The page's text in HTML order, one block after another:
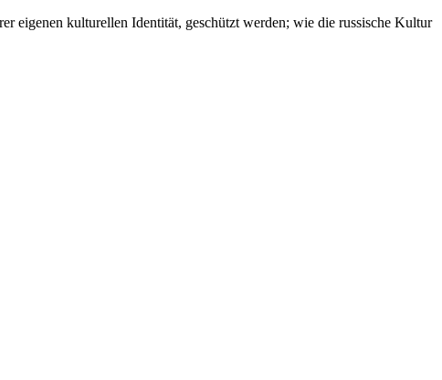
eigenen kulturellen Identität, geschützt werden; wie die russische Kultur